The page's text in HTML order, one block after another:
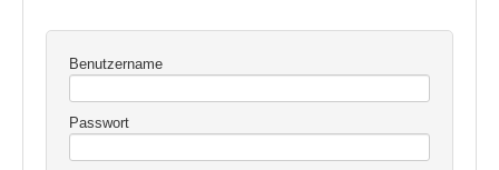
Benutzername
Passwort